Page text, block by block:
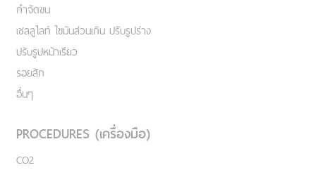
กำจัดขน
เชลลูไลท์ ไขมันส่วนเกิน ปรับรูปร่าง
ปรับรูปหน้าเรียว
รอยสัก
อื่นๆ
PROCEDURES (เครื่องมือ)
CO2